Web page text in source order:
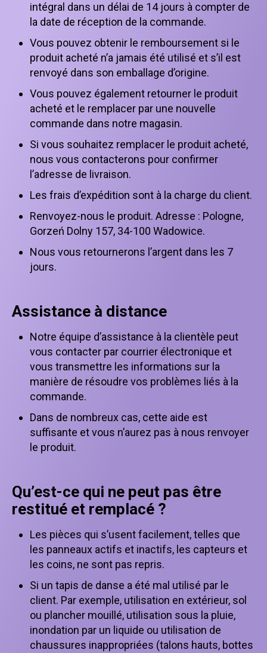
intégral dans un délai de 14 jours à compter de
la date de réception de la commande.
Vous pouvez obtenir le remboursement si le
produit acheté n’a jamais été utilisé et s’il est
renvoyé dans son emballage d’origine.
Vous pouvez également retourner le produit
acheté et le remplacer par une nouvelle
commande dans notre magasin.
Si vous souhaitez remplacer le produit acheté,
nous vous contacterons pour confirmer
l’adresse de livraison.
Les frais d’expédition sont à la charge du client.
Renvoyez-nous le produit. Adresse : Pologne,
Gorzeń Dolny 157, 34-100 Wadowice.
Nous vous retournerons l’argent dans les 7
jours.
Assistance à distance
Notre équipe d’assistance à la clientèle peut
vous contacter par courrier électronique et
vous transmettre les informations sur la
manière de résoudre vos problèmes liés à la
commande.
Dans de nombreux cas, cette aide est
suffisante et vous n’aurez pas à nous renvoyer
le produit.
Qu’est-ce qui ne peut pas être
restitué et remplacé ?
Les pièces qui s’usent facilement, telles que
les panneaux actifs et inactifs, les capteurs et
les coins, ne sont pas repris.
Si un tapis de danse a été mal utilisé par le
client. Par exemple, utilisation en extérieur, sol
ou plancher mouillé, utilisation sous la pluie,
inondation par un liquide ou utilisation de
chaussures inappropriées (talons hauts, bottes